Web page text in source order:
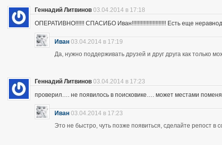
Геннадий Литвинов 03.04.2014 в 17:18
ОПЕРАТИВНО!!!!!! СПАСИБО Иван!!!!!!!!!!!!!!!!!!!!!!! Есть еще
Иван 03.04.2014 в 17:19
Да, нужно поддерживать друзей и друг друга как только
Геннадий Литвинов 03.04.2014 в 17:23
проверил…. не появилось в поисковике…. может местами
Иван 03.04.2014 в 17:23
Это не быстро, чуть позже появиться, сделайте репост в